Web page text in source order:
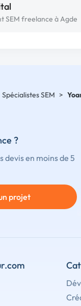
SEM freelance à Agde
Spécialistes SEM >
?
devis en moins de 5
projet